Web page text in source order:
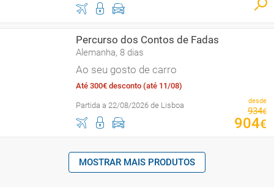
Percurso dos Contos de Fadas
Alemanha, 8 dias
Ao seu gosto de carro
Até 300€ desconto (até 11/08)
Partida a 22/08/2026 de Lisboa desde
934€
904€
MOSTRAR MAIS PRODUTOS